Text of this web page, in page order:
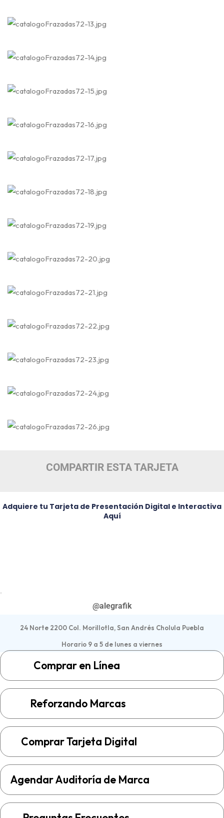
COMPARTIR ESTA TARJETA
Adquiere tu Tarjeta de Presentación Digital e Interactiva
Aquí
@alegrafik
24 Norte 2200 Col. Morillotla, San Andrés Cholula Puebla
Horario 9 a 5 de lunes a viernes
Comprar en Línea
Reforzando Marcas
Comprar Tarjeta Digital
Agendar Auditoría de Marca